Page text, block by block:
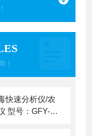
！
快速分析仪/农
N